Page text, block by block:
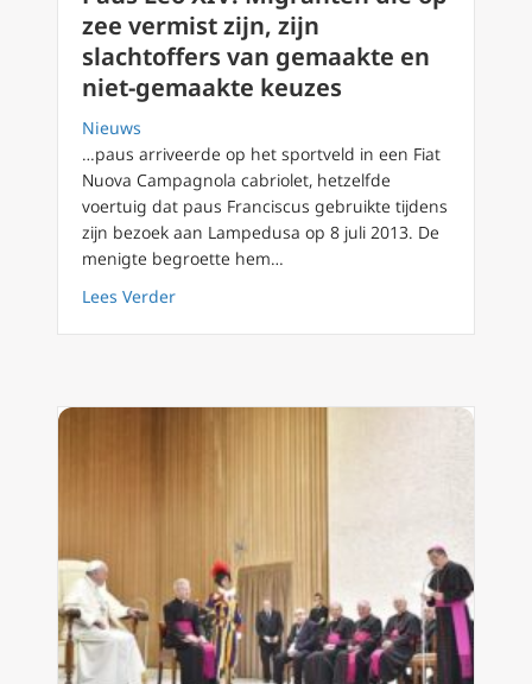
zee vermist zijn, zijn
slachtoffers van gemaakte en
niet-gemaakte keuzes
Nieuws
…paus arriveerde op het sportveld in een Fiat
Nuova Campagnola cabriolet, hetzelfde
voertuig dat paus Franciscus gebruikte tijdens
zijn bezoek aan Lampedusa op 8 juli 2013. De
menigte begroette hem…
Lees Verderabout Paus Leo XIV: Migranten die op zee